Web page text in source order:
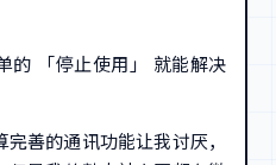
的 「停止使用」 就能解决
善的通讯功能让我讨厌，